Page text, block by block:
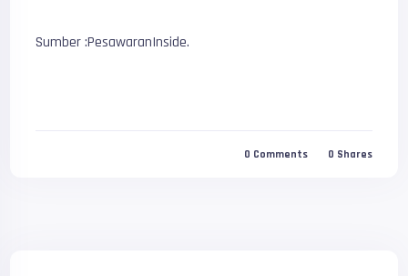
Sumber :PesawaranInside.
0 Comments 0 Shares